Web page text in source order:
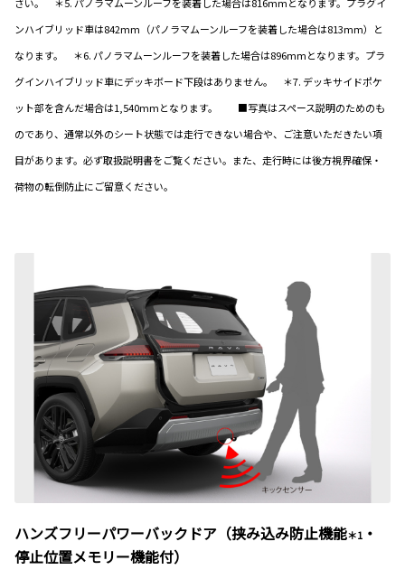
さい。 ＊5. パノラマムーンルーフを装着した場合は816mmとなります。プラグイ
ンハイブリッド車は842mm（パノラマムーンルーフを装着した場合は813mm）と
なります。 ＊6. パノラマムーンルーフを装着した場合は896mmとなります。プラ
グインハイブリッド車にデッキボード下段はありません。 ＊7. デッキサイドポケ
ット部を含んだ場合は1,540mmとなります。 ■写真はスペース説明のためのも
のであり、通常以外のシート状態では走行できない場合や、ご注意いただきたい項
目があります。必ず取扱説明書をご覧ください。また、走行時には後方視界確保・
荷物の転倒防止にご留意ください。
ハンズフリーパワーバックドア（挟み込み防止機能＊1 ・
停止位置メモリー機能付）